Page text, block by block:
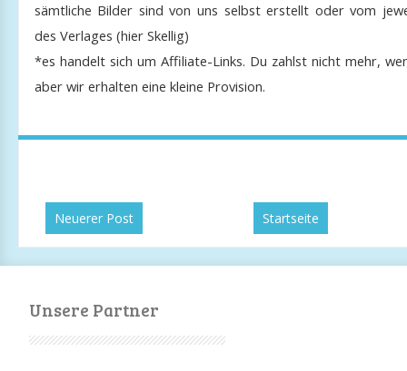
sämtliche Bilder sind von uns selbst erstellt oder vom
des Verlages (hier Skellig)
*es handelt sich um Affiliate-Links. Du zahlst nicht mehr,
aber wir erhalten eine kleine Provision.
Neuerer Post Startseite
Unsere Partner